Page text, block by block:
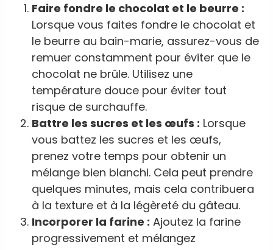
Faire fondre le chocolat et le beurre :
Lorsque vous faites fondre le chocolat et
le beurre au bain-marie, assurez-vous de
remuer constamment pour éviter que le
chocolat ne brûle. Utilisez une
température douce pour éviter tout
risque de surchauffe.
Battre les sucres et les œufs : Lorsque
vous battez les sucres et les œufs,
prenez votre temps pour obtenir un
mélange bien blanchi. Cela peut prendre
quelques minutes, mais cela contribuera
à la texture et à la légèreté du gâteau.
Incorporer la farine : Ajoutez la farine
progressivement et mélangez